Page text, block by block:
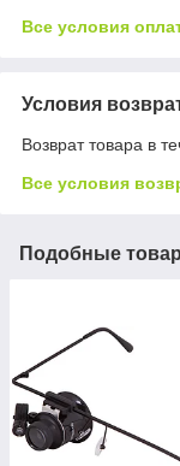
Все условия
Условия
Возврат товара в
Все условия
Подобные